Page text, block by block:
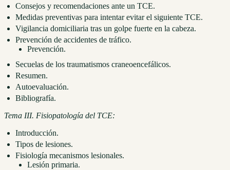
Consejos y recomendaciones ante un TCE.
Medidas preventivas para intentar evitar el siguiente TCE.
Vigilancia domiciliaria tras un golpe fuerte en la cabeza.
Prevención de accidentes de tráfico.
Prevención.
Secuelas de los traumatismos craneoencefálicos.
Resumen.
Autoevaluación.
Bibliografía.
Tema III. Fisiopatología del TCE:
Introducción.
Tipos de lesiones.
Fisiología mecanismos lesionales.
Lesión primaria.